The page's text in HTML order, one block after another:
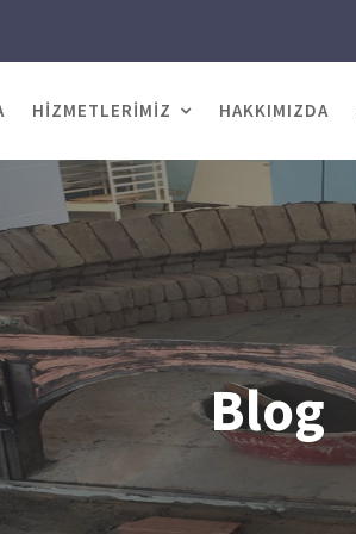
HIZMETLERIMIZ HAKKIMIZDA
Blog